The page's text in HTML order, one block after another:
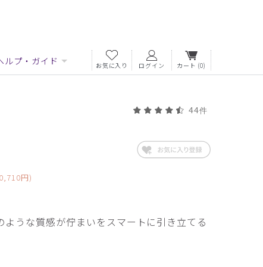
ルプ・ガイド お気に入り ログイン カート (0)
44件
円)
ような質感が佇まいをスマートに引き立てる